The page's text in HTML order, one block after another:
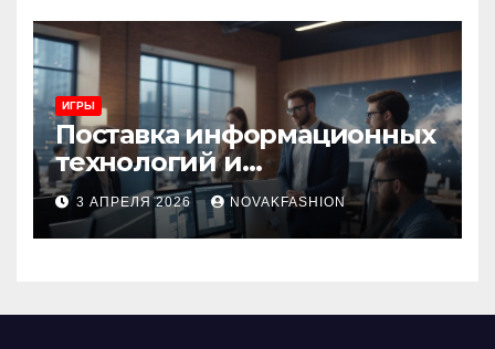
ИГРЫ
Поставка информационных
технологий и
инновационные решения
3 АПРЕЛЯ 2026 NOVAKFASHION